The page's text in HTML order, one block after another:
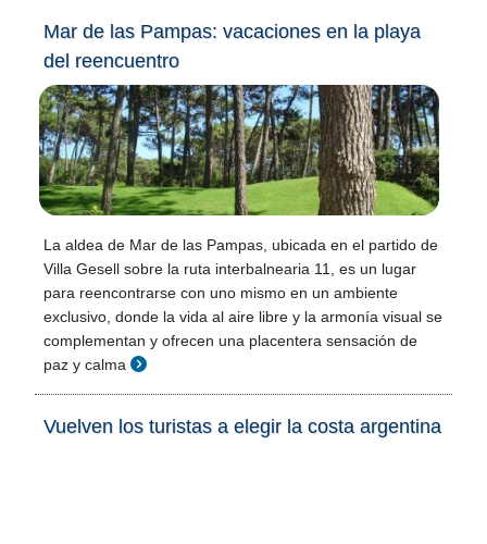
Mar de las Pampas: vacaciones en la playa
del reencuentro
La aldea de Mar de las Pampas, ubicada en el partido de
Villa Gesell sobre la ruta interbalnearia 11, es un lugar
para reencontrarse con uno mismo en un ambiente
exclusivo, donde la vida al aire libre y la armonía visual se
complementan y ofrecen una placentera sensación de
paz y calma
Vuelven los turistas a elegir la costa argentina